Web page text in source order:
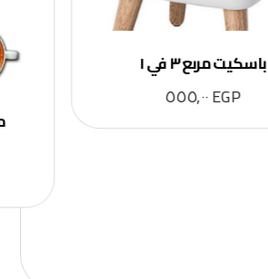
باسكيت مربع ٣ في ١
EGP